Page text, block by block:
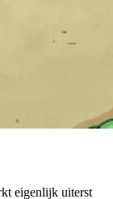
eigenlijk uiterst